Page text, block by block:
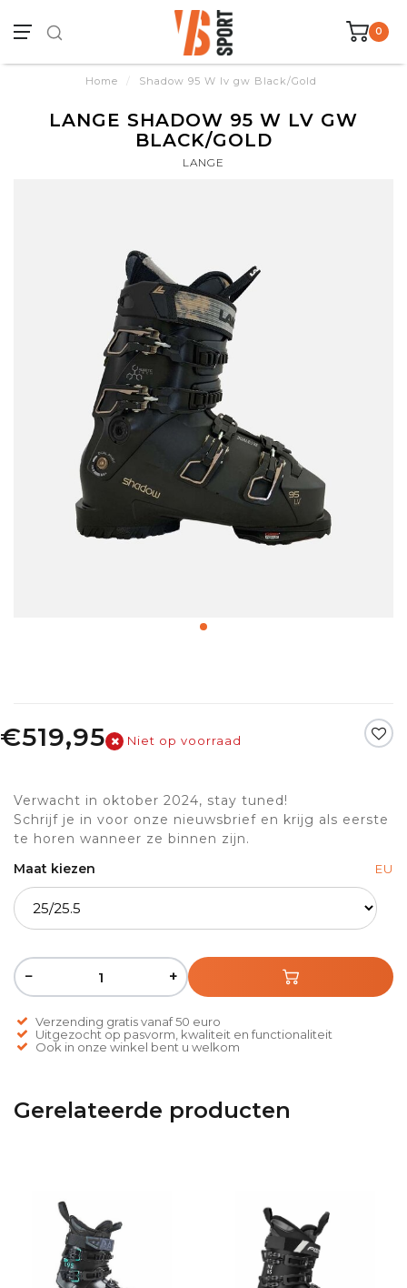
0
Home / Shadow 95 W lv gw Black/Gold
LANGE SHADOW 95 W LV GW
BLACK/GOLD
LANGE
€519,95 Niet op voorraad
Verwacht in oktober 2024, stay tuned!
Schrijf je in voor onze nieuwsbrief en krijg als eerste
te horen wanneer ze binnen zijn.
Maat kiezen
EU
− +
Verzending gratis vanaf 50 euro
Uitgezocht op pasvorm, kwaliteit en functionaliteit
Ook in onze winkel bent u welkom
Gerelateerde producten